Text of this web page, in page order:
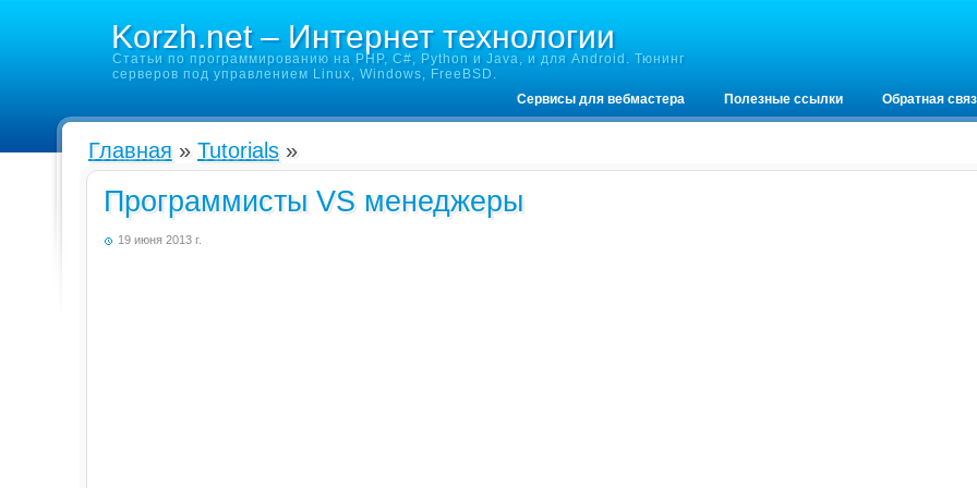
Korzh.net – Интернет технологии
Статьи по программированию на PHP, C#, Python и Java, и для Android. Тюнинг
серверов под управлением Linux, Windows, FreeBSD.
Сервисы для вебмастера
Полезные ссылки Обратная
Главная » Tutorials »
Программисты VS менеджеры
19 июня 2013 г.